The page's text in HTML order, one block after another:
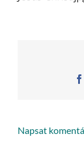
Napsat